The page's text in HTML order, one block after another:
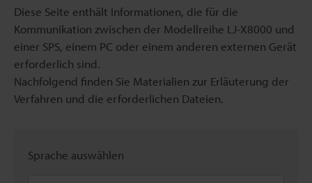
Diese Seite enthält Informationen, die für die
Kommunikation zwischen der Modellreihe LJ-X8000 und
einer SPS, einem PC oder einem anderen externen Gerät
erforderlich sind.
Nachfolgend finden Sie Materialien zur Erläuterung der
Verfahren und die erforderlichen Dateien.
Sprache auswählen